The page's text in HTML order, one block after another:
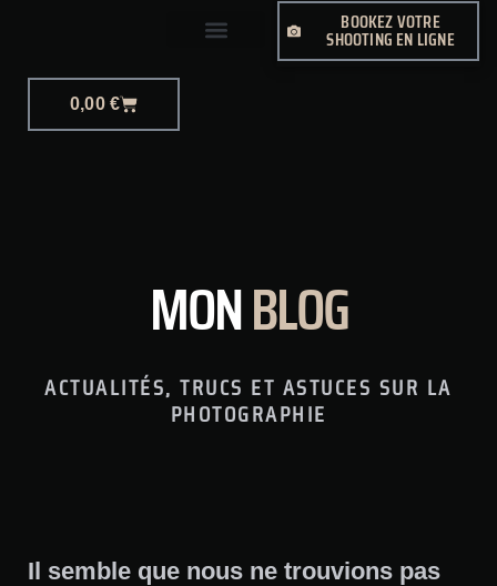
BOOKEZ VOTRE
SHOOTING EN LIGNE
0,00 €
MONBLOG
ACTUALITÉS, TRUCS ET ASTUCES SUR LA
PHOTOGRAPHIE
Il semble que nous ne trouvions pas